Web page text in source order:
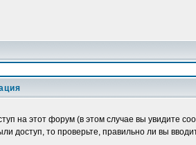
на этот форум (в этом случае вы увидите
доступ, то проверьте, правильно ли вы